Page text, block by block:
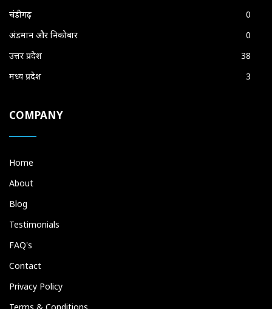
चंडीगढ़
0
अंडमान और निकोबार
0
उत्तर प्रदेश
38
मध्य प्रदेश
3
COMPANY
Home
About
Blog
Testimonials
FAQ's
Contact
Privacy Policy